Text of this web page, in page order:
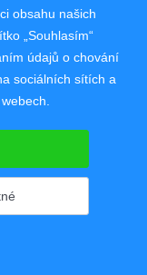
s.r.o.
nastavení
obsahu našich
„Souhlasím“
údajů o chování
sociálních sítích a